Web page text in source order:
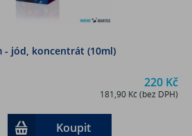
- jód, koncentrát (10ml)
220 Kč
181,90 Kč (bez DPH)
Koupit